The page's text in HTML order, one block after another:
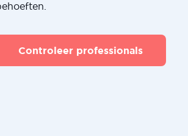
Controleer professionals